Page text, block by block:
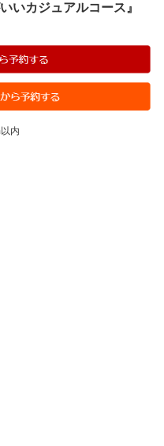
いカジュアルコース』
内